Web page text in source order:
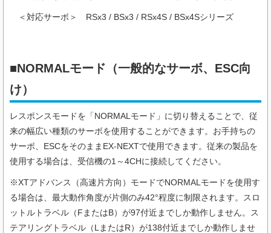
＜対応サーボ＞ RSx3 / BSx3 / RSx4S / BSx4Sシリーズ
■NORMALモード（一般的なサーボ、ESC向
け）
レスポンスモードを「NORMALモード」に切り替えることで、従
来の幅広い種類のサーボを使用することができます。お手持ちの
サーボ、ESCをそのままEX-NEXTで使用できます。従来の製品を
使用する場合は、受信機の1～4CHに接続してください。
※XTアドバンス（高速片方向）モードでNORMALモードを使用す
る場合は、最大動作角度が片側のみ42°程度に制限されます。スロ
ットルトラベル（FまたはB）が97付近までしか動作しません。ス
テアリングトラベル（LまたはR）が138付近までしか動作しませ